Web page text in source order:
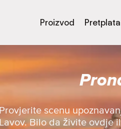
Proizvod Pretplata
Provjerite scenu
Lavov. Bilo da živite ovdje